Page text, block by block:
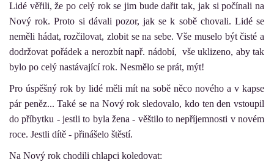
Lidé věřili, že po celý rok se jim bude dařit tak, jak si počínali na
Nový rok. Proto si dávali pozor, jak se k sobě chovali. Lidé se
neměli hádat, rozčilovat, zlobit se na sebe. Vše muselo být čisté a
dodržovat pořádek a nerozbít např. nádobí, vše uklizeno, aby tak
bylo po celý nastávající rok. Nesmělo se prát, mýt!
Pro úspěšný rok by lidé měli mít na sobě něco nového a v kapse
pár peněz... Také se na Nový rok sledovalo, kdo ten den vstoupil
do příbytku - jestli to byla žena - věštilo to nepříjemnosti v novém
roce. Jestli dítě - přinášelo štěstí.
Na Nový rok chodili chlapci koledovat: